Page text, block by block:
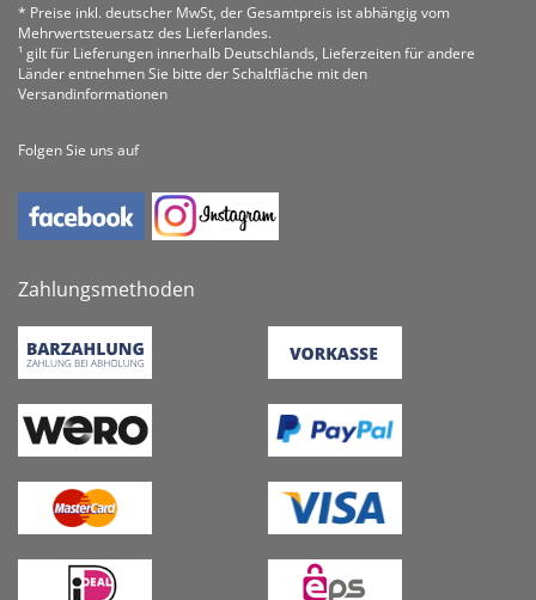
* Preise inkl. deutscher MwSt, der Gesamtpreis ist abhängig vom
Mehrwertsteuersatz des Lieferlandes.
¹ gilt für Lieferungen innerhalb Deutschlands, Lieferzeiten für andere
Länder entnehmen Sie bitte der Schaltfläche mit den
Versandinformationen
Folgen Sie uns auf
Zahlungsmethoden